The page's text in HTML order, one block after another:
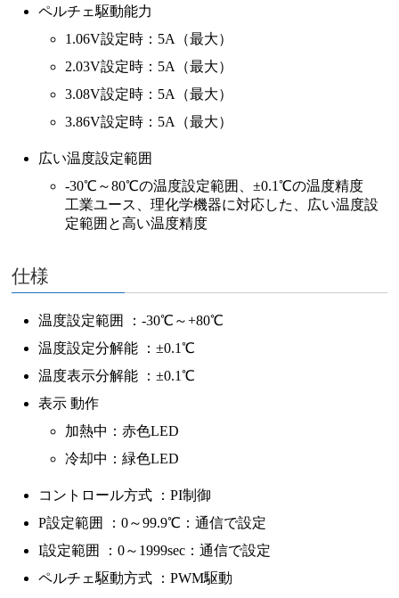
ペルチェ駆動能力
1.06V設定時：5A（最大）
2.03V設定時：5A（最大）
3.08V設定時：5A（最大）
3.86V設定時：5A（最大）
広い温度設定範囲
-30℃～80℃の温度設定範囲、±0.1℃の温度精度
工業ユース、理化学機器に対応した、広い温度設
定範囲と高い温度精度
仕様
温度設定範囲 ：-30℃～+80℃
温度設定分解能 ：±0.1℃
温度表示分解能 ：±0.1℃
表示 動作
加熱中：赤色LED
冷却中：緑色LED
コントロール方式 ：PI制御
P設定範囲 ：0～99.9℃：通信で設定
I設定範囲 ：0～1999sec：通信で設定
ペルチェ駆動方式 ：PWM駆動